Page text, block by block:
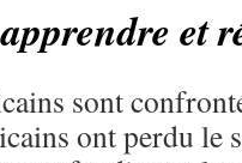
et
sont
ont perdu le